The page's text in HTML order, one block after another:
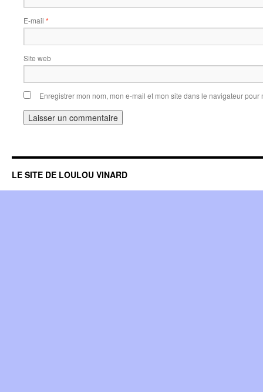
E-mail *
Site web
Enregistrer mon nom, mon e-mail et mon site dans le navigateur
LE SITE DE LOULOU VINARD